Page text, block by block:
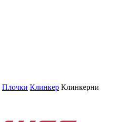
Плочки Клинкер Клинкерни